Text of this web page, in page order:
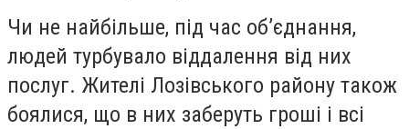
Чи не найбільше, під час об’єднання,
людей турбувало віддалення від них
послуг. Жителі Лозівського району також
боялися, що в них заберуть гроші і всі